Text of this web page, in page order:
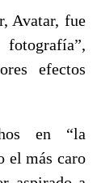
Avatar, fue
efectos
en “la
el más caro